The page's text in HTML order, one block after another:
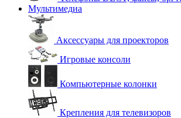
Мультимедиа
Аксессуары для проекторов
Игровые консоли
Компьютерные колонки
Крепления для телевизоров